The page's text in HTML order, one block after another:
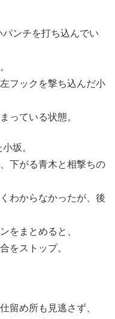
ンチを打ち込んでい
フックを撃ち込んだ小
っている状態。
坂。
下がる青木と相撃ちの
わからなかったが、後
をまとめると、
をストップ。
留め所も見逃さず、